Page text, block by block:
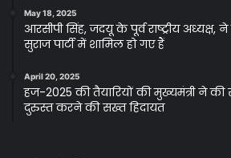
May 18, 2025
आरसीपी सिंह, जदयू के पूर्व राष्ट्रीय अध्यक्ष,
सुराज पार्टी में शामिल हो गए हैं
April 20, 2025
हज-2025 की तैयारियों की मुख्यमंत्री ने की
दुरुस्त करने की सख्त हिदायत